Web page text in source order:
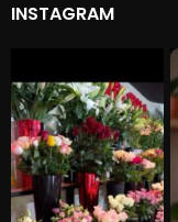
INSTAGRAM